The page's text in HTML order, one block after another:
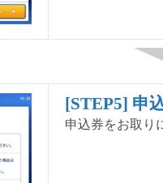
[STEP5] 申
申込券をお取り